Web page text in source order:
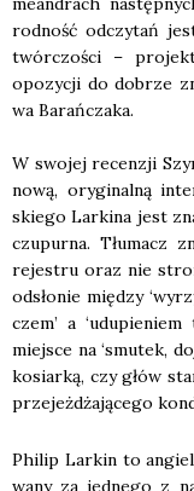
rod­ność odczy­tań
twór­czo­ści – pro­jekt
opo­zy­cji do dobrze
wa Barań­cza­ka.
W swo­jej recen­zji
nową, ory­gi­nal­ną
skie­go Lar­ki­na jest
czu­pur­na. Tłu­macz
reje­stru oraz nie
odsło­nie mię­dzy
czem’ a
miej­sce na ‘smu­tek,
kosiar­ką, czy głów
prze­jeż­dża­ją­ce­go
Phi­lip Lar­kin to